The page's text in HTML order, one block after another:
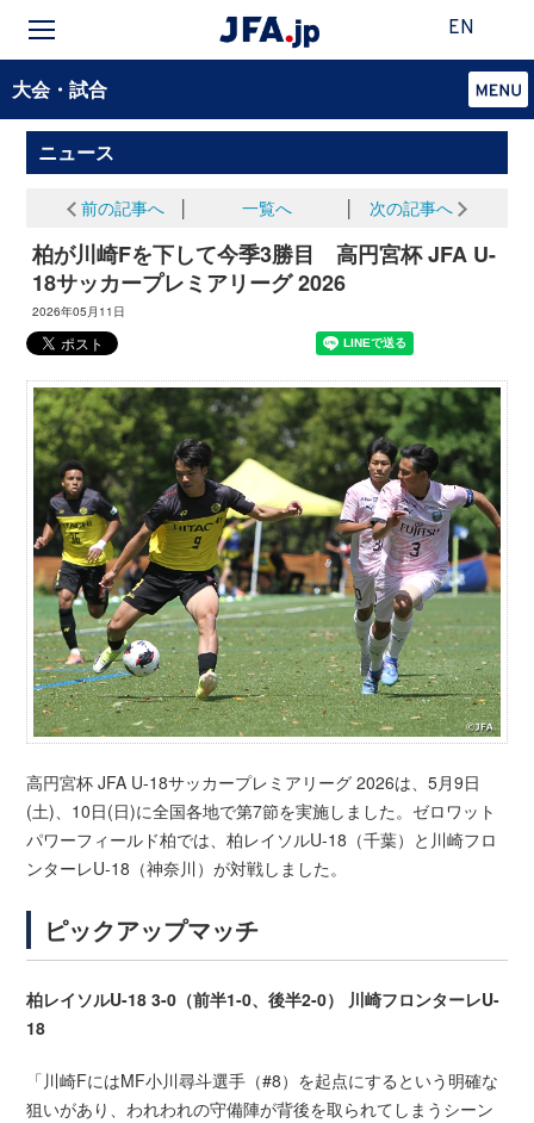
EN
大会・試合
ニュース
前の記事へ 一覧へ 次の記事へ
柏が川崎Fを下して今季3勝目 高円宮杯 JFA U-
18サッカープレミアリーグ 2026
2026年05月11日
高円宮杯 JFA U-18サッカープレミアリーグ 2026は、5月9日
(土)、10日(日)に全国各地で第7節を実施しました。ゼロワット
パワーフィールド柏では、柏レイソルU-18（千葉）と川崎フロ
ンターレU-18（神奈川）が対戦しました。
ピックアップマッチ
柏レイソルU-18 3-0（前半1-0、後半2-0） 川崎フロンターレU-
18
「川崎FにはMF小川尋斗選手（#8）を起点にするという明確な
狙いがあり、われわれの守備陣が背後を取られてしまうシーン